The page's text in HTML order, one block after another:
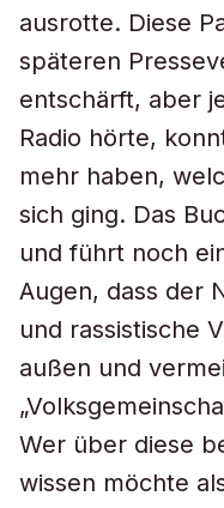
ausrotte. Diese
späteren
entschärft, aber
Radio hörte,
mehr haben,
sich ging. Das
und führt noch
Augen, dass der
und rassistische
außen und
Wer über diese
wissen möchte